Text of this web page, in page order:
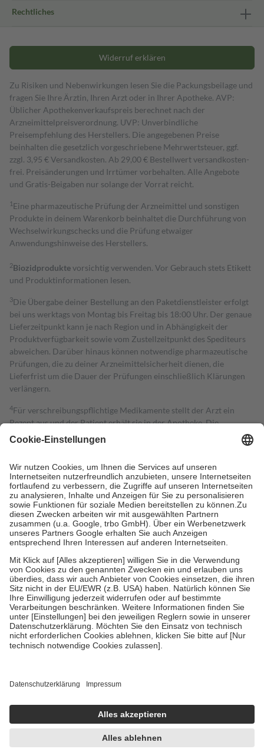
Rechtliches
Widerruf erklären
Zu Risiken und Nebenwirkungen lesen Sie die Packungsbeilage und
fragen Sie Ihre Ärztin, Ihren Arzt oder in Ihrer Apotheke. AVP:
Üblicher Apothekenverkaufspreis berechnet nach der
Arzneimittelpreisverordnung. UVP: Unverbindliche
Preisempfehlung des Herstellers. Die angegebenen Preise
beinhalten die gesetzlich vorgeschriebene Mehrwertsteuer, ggf.
zzgl. 3,95 € Versandkosten. Ab 29,00 € Bestell­wert versand­kosten­
frei. Preisänderungen und Irrtümer vorbehalten. Alle Angebote
und Gratis-Beigaben nur solange der Vorrat reicht.
1 Eine pharmazeutische Prüfung der Arzneimittel und sonstigen
Produkte in deinem Warenkorb beinhaltet die Durchführung von
Wechselwirkungschecks und die Prüfung etwaiger
Anwendungshinweise des Herstellers.
2Biozidproduktevorsichtig verwenden. Vor Gebrauch stets Etikett
und Produktinformationen lesen.
3Die Übergabe deiner Bestellung an den Paketdienstleister erfolgt
bei uns werktags von Montag bis Freitag bis 18:00 Uhr. Der genaue
Lieferzeitpunkt kann je nach Region und in Abhängigkeit der
Produktverfügbarkeit sowie vom Zustellzeitpunkt des Spediteurs
abweichen. Darüber hinaus können notwendige pharmazeutische
Prüfungen, die zu deiner Arzneimittelsicherheit dienen, die
Lieferfrist um die Dauer der Prüfungen einschließlich Klärungen
verlängern.
4Für verschreibungspflichtige Medikamente stellt der Arzt ein
Rezept aus und der Patient erhält sie in der Apotheke. Die
gesetzliche Krankenversicherung übernimmt in der Regel die
Kosten dafür, der Versicherte trägt einen Teil davon als Zuzahlung
Grundsätzlich leisten Mitglieder Zuzahlungen in Höhe von zehn
Prozent des Abgabepreises,mindestens jedochfünf Euround
höchstens zehn Euro.Es sind jedoch nie mehr als die tatsächlichen
Kosten der Leistung zu entrichten.
Diese Regeln gelten grundsätzlich auch für Online-Apotheken.
Bei Heilmitteln und häuslicher Krankenpflege beträgt die
Zuzahlung zehn Prozent der Kosten sowie zehn Euro je
Verordnung.
Um das Engagement der Versicherten für ihre eigene Gesundheit zu
stärken und die besondere Stellung der Familie zu unterstützen,
fallenkeine Zuzahlungenan bei:
• Kindern und Jugendlichen bis zum vollendeten 18. Lebensjahr
mit Ausnahme der Fahrkosten
• Untersuchungen zur Vorsorge und Früherkennung, die von der
GKV getragen werden
Einholung von Bewertungen. Trusted Shops hat Maßnahmen
getroffen, um sicherzustellen, dass es sich um echte Bewertungen
handelt. Mehr Informationen findest du hier:
https://help.etrusted.com/hc/de/articles/4419944605341